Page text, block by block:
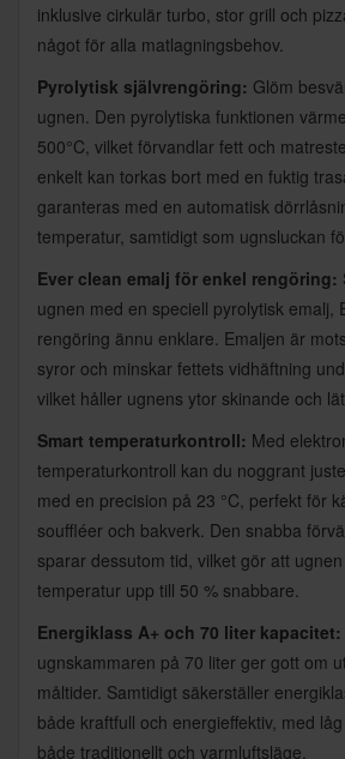
inklusive cirkulär turbo, stor grill och
något för alla matlagningsbehov.
Pyrolytisk självrengöring: Glöm
ugnen. Den pyrolytiska funktionen
500°C, vilket förvandlar fett och
enkelt kan torkas bort med en fuktig
garanteras med en automatisk
temperatur, samtidigt som ugnsluckan
Ever clean emalj för enkel rengöring:
ugnen med en speciell pyrolytisk emalj,
rengöring ännu enklare. Emaljen är
syror och minskar fettets vidhäftning
vilket håller ugnens ytor skinande och
Smart temperaturkontroll: Med
temperaturkontroll kan du noggrant
med en precision på 23 °C, perfekt för
souffléer och bakverk. Den snabba
sparar dessutom tid, vilket gör att
temperatur upp till 50 % snabbare.
Energiklass A+ och 70 liter kapacitet:
ugnskammaren på 70 liter ger gott om
måltider. Samtidigt säkerställer
både kraftfull och energieffektiv, med
både traditionellt och varmluftsläge.